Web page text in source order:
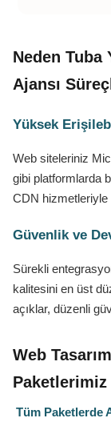
Neden Tuba
Ajansı
Yüksek
Web siteleriniz
gibi platformlarda
CDN hizmetleriyle
Güvenlik ve
Sürekli
kalitesini en üst
açıklar, düzenli
Web
Paketlerimiz
Tüm Paketlerde